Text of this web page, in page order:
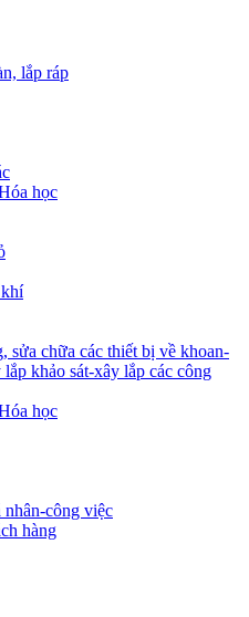
lắp ráp
học
sửa chữa các thiết bị về khoan-
khảo sát-xây lắp các công
học
công việc
hàng